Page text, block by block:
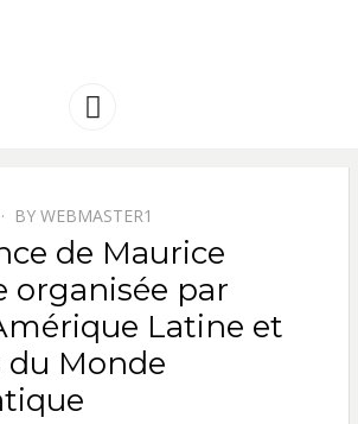
AMERIQUE
Menu
BY WEBMASTER1
de Maurice
organisée par
Latine et
du Monde